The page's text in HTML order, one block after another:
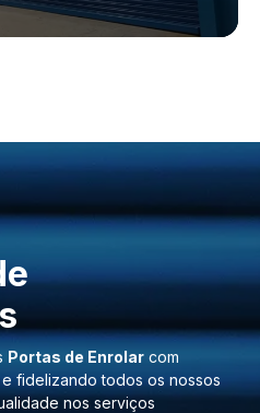
Portas de Enrolar com
fidelizando todos os nossos
nos serviços